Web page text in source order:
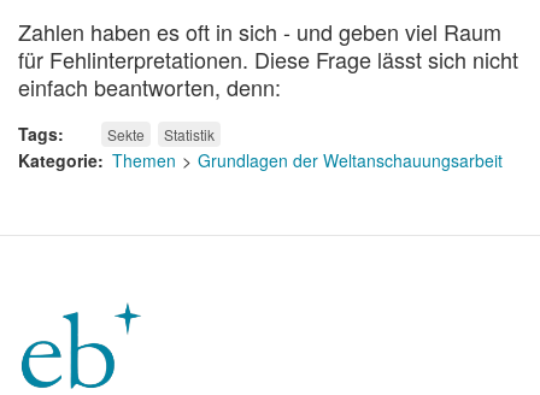
Zahlen haben es oft in sich - und geben viel Raum
für Fehlinterpretationen. Diese Frage lässt sich nicht
einfach beantworten, denn:
Tags Sekte Statistik
Kategorie Themen Grundlagen der Weltanschauungsarbeit